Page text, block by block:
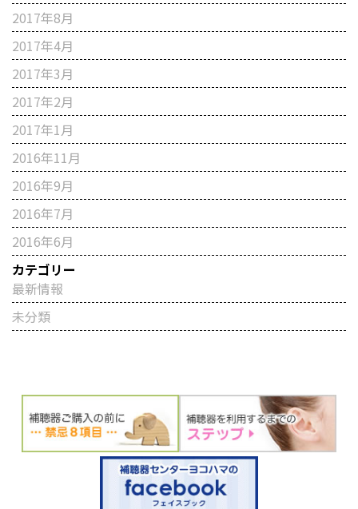
2017年8月
2017年4月
2017年3月
2017年2月
2017年1月
2016年11月
2016年9月
2016年7月
2016年6月
カテゴリー
最新情報
未分類